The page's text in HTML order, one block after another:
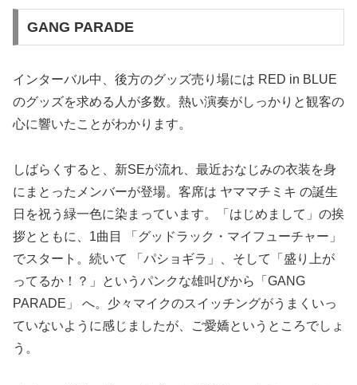
GANG PARADE
インターバル中、後方のグッズ売り場には RED in BLUE
のグッズを求める人が多数。熱い演奏がしっかりと観客の
心に響いたことがわかります。
しばらくすると、新SEが流れ、最近おなじみの衣装を身
にまとったメンバーが登場。客席は ヤママチミキ の誕生
日を祝う緑一色に染まっています。「はじめまして」の挨
拶とともに、1曲目 「グッドラック・マイフューチャー」
でスタート。続いて 「パショギラ」、そして「盛り上が
ってるか！？」というパンクな雄叫びから「GANG
PARADE」 へ。少々マイクのスイッチングがうまくいっ
ていないように感じましたが、ご愛嬌というところでしょ
う。